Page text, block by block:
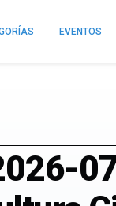
EVENTOS